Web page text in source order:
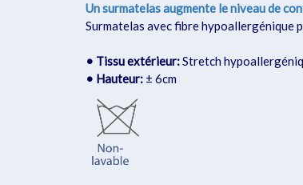
Un surmatelas augmente le niveau de
Surmatelas avec fibre hypoallergénique
• Tissu extérieur:Stretch
• Hauteur:± 6cm